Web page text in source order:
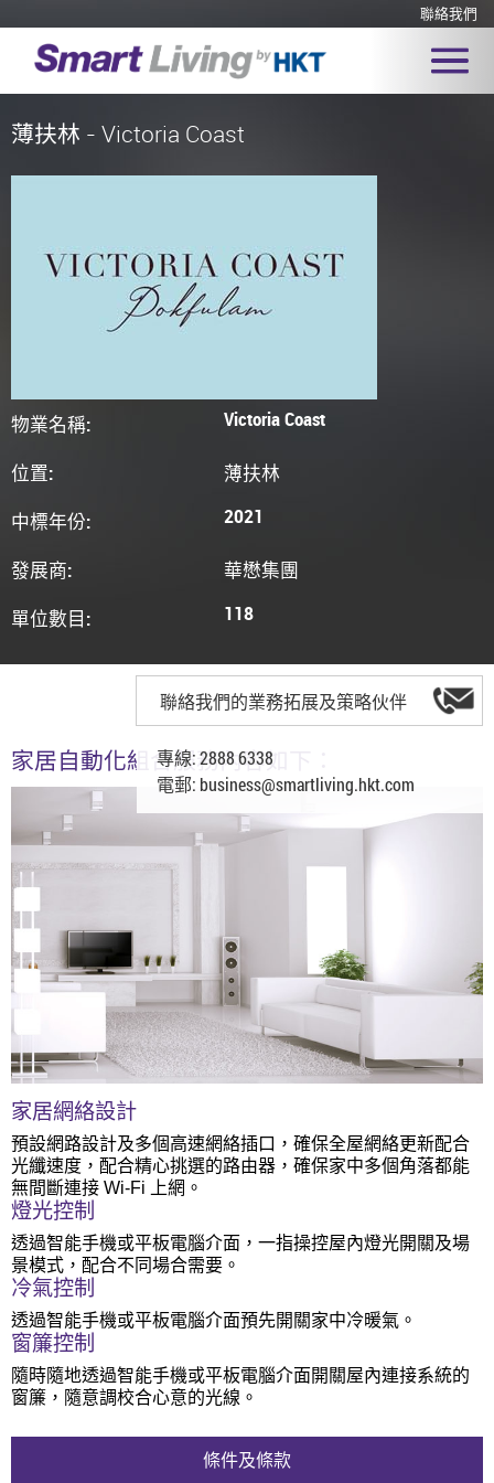
聯絡我們
薄扶林 - Victoria Coast
物業名稱: Victoria Coast
位置: 薄扶林
中標年份: 2021
發展商: 華懋集團
單位數目: 118
聯絡我們的業務拓展及策略伙伴
專線: 2888 6338
電郵:business@smartliving.hkt.com
家居自動化組合服務內容如下：
家居網絡設計
預設網路設計及多個高速網絡插口，確保全屋網絡更新配合
光纖速度，配合精心挑選的路由器，確保家中多個角落都能
無間斷連接 Wi-Fi 上網。
燈光控制
透過智能手機或平板電腦介面，一指操控屋內燈光開關及場
景模式，配合不同場合需要。
冷氣控制
透過智能手機或平板電腦介面預先開關家中冷暖氣。
窗簾控制
隨時隨地透過智能手機或平板電腦介面開關屋內連接系統的
窗簾，隨意調校合心意的光線。
條件及條款